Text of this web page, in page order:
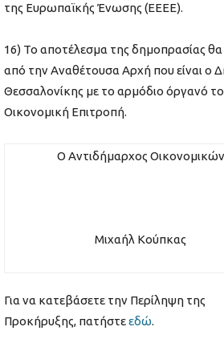
της Ευρωπαϊκής Ένωσης (ΕΕΕΕ).
16) Το αποτέλεσμα της δημοπρασίας θα
από την Αναθέτουσα Αρχή που είναι ο
Θεσσαλονίκης με το αρμόδιο όργανό
Οικονομική Επιτροπή.
Ο Αντιδήμαρχος Οικονομικών
Μιχαήλ Κούπκας
Για να κατεβάσετε την Περίληψη της
Προκήρυξης, πατήστεεδώ.